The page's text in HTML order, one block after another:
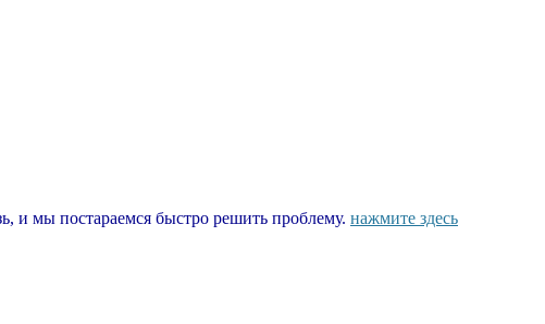
и мы постараемся быстро решить проблему. нажмите здесь